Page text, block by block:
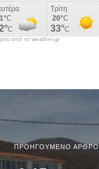
από το weather.gr
ΠΡΟΗΓΟΎΜΕΝΟ ΆΡΘΡΟ